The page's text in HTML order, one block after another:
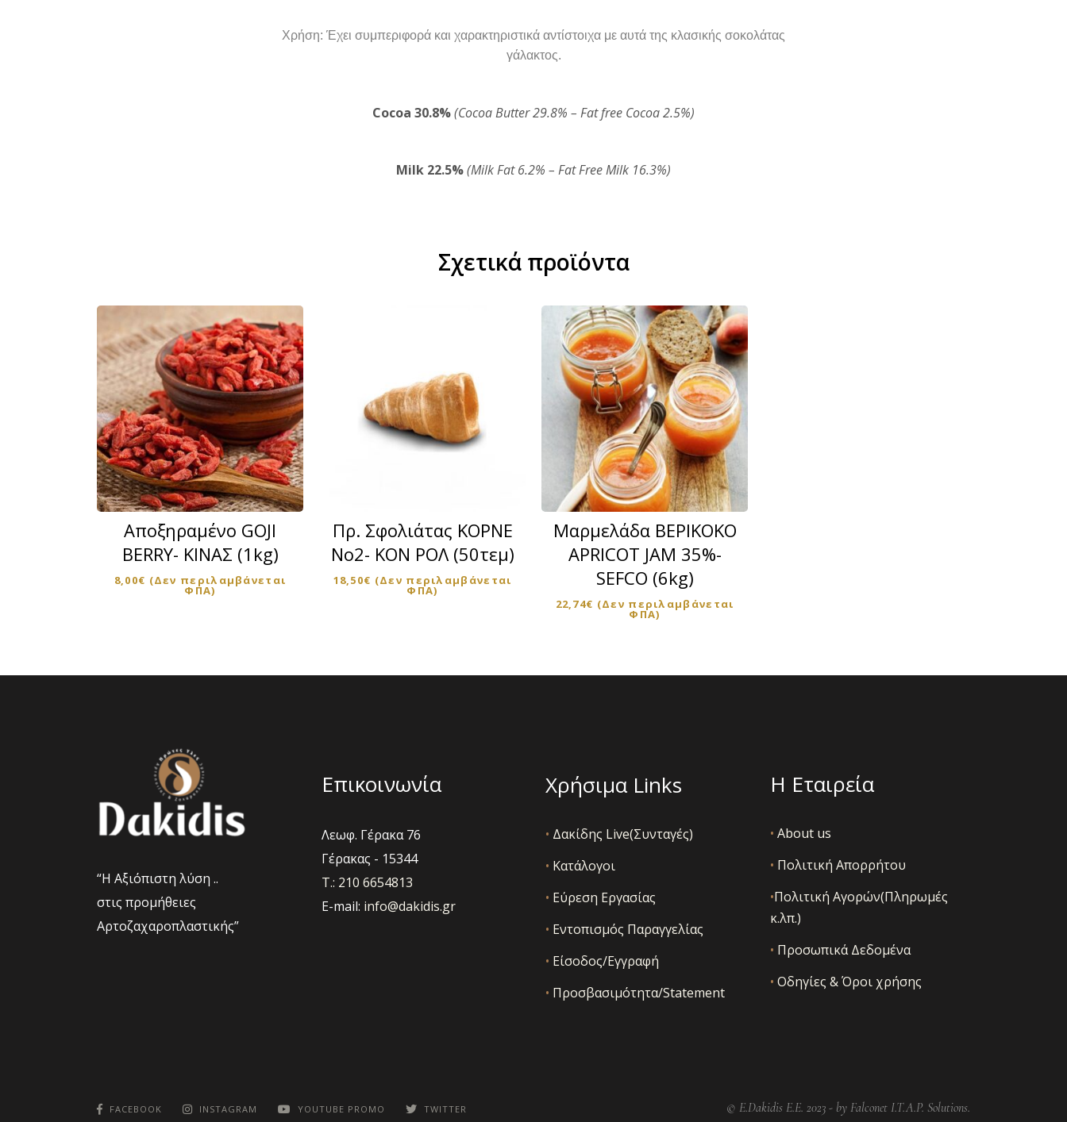
Χρήση: Έχει συμπεριφορά και χαρακτηριστικά αντίστοιχα με αυτά της κλασικής σοκολάτας
γάλακτος.
Cocoa 30.8%(Cocoa Butter 29.8% – Fat free Cocoa 2.5%)
Milk 22.5%(Milk Fat 6.2% – Fat Free Milk 16.3%)
Σχετικά προϊόντα
Αποξηραμένο GOJI
BERRY- ΚΙΝΑΣ (1kg)
8,00€ (Δεν περιλαμβάνεται
ΦΠΑ)
Πρ. Σφολιάτας ΚΟΡΝΕ
Νο2- ΚΟΝ ΡΟΛ (50τεμ)
18,50€ (Δεν περιλαμβάνεται
ΦΠΑ)
Μαρμελάδα ΒΕΡΙΚΟΚΟ
APRICOT JAM 35%-
SEFCO (6kg)
22,74€ (Δεν περιλαμβάνεται
ΦΠΑ)
“Η Αξιόπιστη λύση ..
στις προμήθειες
Αρτοζαχαροπλαστικής”
Επικοινωνία
Λεωφ. Γέρακα 76
Γέρακας - 15344
Τ.: 210 6654813
E-mail: info@dakidis.gr
Χρήσιμα Links
• Δακίδης Live(Συνταγές)
• Κατάλογοι
• Εύρεση Εργασίας
• Εντοπισμός Παραγγελίας
• Είσοδος/Εγγραφή
• Προσβασιμότητα/Statement
Η Εταιρεία
• About us
• Πολιτική Απορρήτου
•Πολιτική Αγορών(Πληρωμές
κ.λπ.)
• Προσωπικά Δεδομένα
• Οδηγίες & Όροι χρήσης
FACEBOOK INSTAGRAM YOUTUBE PROMO TWITTER © E.Dakidis E.E. 2023 - by Falconet I.T.A.P. Solutions.